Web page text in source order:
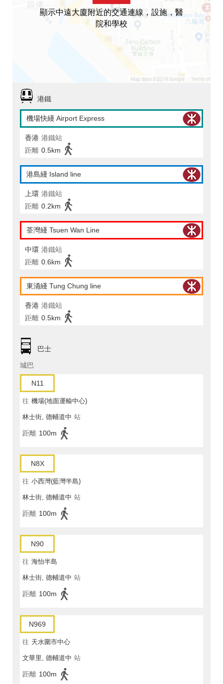
顯示中遠大廈附近的交通連線，設施，醫
院和學校
港鐵
機場快綫 Airport Express
香港 港鐵站
距離 0.5km
港島綫 Island line
上環 港鐵站
距離 0.2km
荃灣綫 Tsuen Wan Line
中環 港鐵站
距離 0.6km
東涌綫 Tung Chung line
香港 港鐵站
距離 0.5km
巴士
城巴
N11
往 機場(地面運輸中心)
林士街, 德輔道中 站
距離 100m
N8X
往 小西灣(藍灣半島)
林士街, 德輔道中 站
距離 100m
N90
往 海怡半島
林士街, 德輔道中 站
距離 100m
N969
往 天水圍市中心
文華里, 德輔道中 站
距離 100m